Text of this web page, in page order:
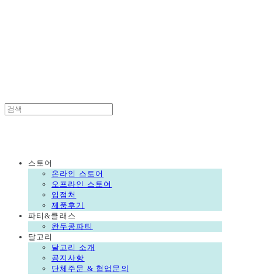
스토어
온라인 스토어
오프라인 스토어
입점처
제품후기
파티&클래스
완두콩파티
달고리
달고리 소개
공지사항
단체주문 & 협업문의